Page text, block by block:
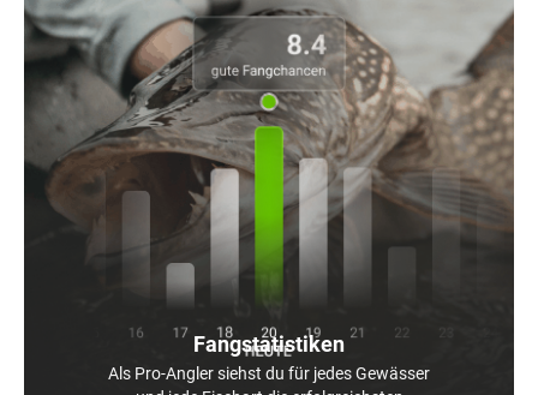
Fangstatistiken
Als Pro-Angler siehst du für jedes Gewässer